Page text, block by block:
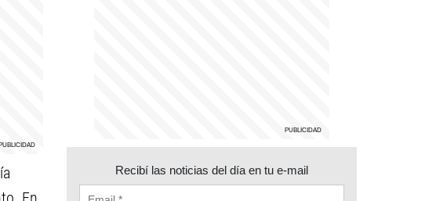
Recibí las noticias del día en tu e-mail